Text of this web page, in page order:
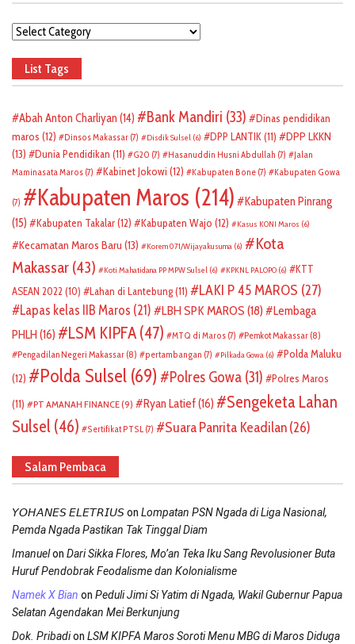
Categories
List Tags
Abah Anton Charliyan (14) Bank Mandiri (33)
Dinas pendidikan
maros (12) Dinsos Makassar (7) Disdik Sulsel (6) DPP LANTIK(11)
DPP LKKN
(13)
Dunia Pendidikan (11) G20 (7) Hasanuddin Husni Abdullah (7)
Jalan
Maminasata Maros (7) Kabinet Jokowi (12) Kabupaten Bone (7) Kabupaten Gowa
(7) Kabupaten Maros (214)
Kabupaten Pinrang
(15)
Kabupaten Takalar(12) Kabupaten Wajo (12) Kasus KONI Maros (6)
Kecamatan Maros Baru (13) Korem 071/Wijayakusuma (6)
Kota
Makassar (43) Koti Mahatidana PP MPW Sulsel (6) KPKNL PALOPO (6)
KTT
ASEAN 2022 (10) Lahan di Lantebung(11) LAKI P 45 MAROS (27)
Lapas kelas IIB Maros (21) LBH SPK MAROS (18)
Lembaga
PHLH (16) LSM KIPFA (47) MTQ di Maros (7) Pemkot Makassar (8)
Pengadilan Negeri Makassar (8) pertambangan (7) Pilkada Gowa (6)
Polda Maluku
(12)
Polda Sulsel (69) Polres Gowa (31)
Polres Maros
(11)
PT AMANAH FINANCE(9) Ryan Latief(16)
Sengeketa Lahan
Sulsel (46) Sertifikat PTSL (7) Suara Panrita Keadilan(26)
Salam Pembaca
𝘠𝘖𝘏𝘈𝘕𝘌𝘚 𝘌𝘓𝘌𝘛𝘙𝘐𝘜𝘚on Lompatan PSN Ngada di Liga Nasional,
Pemda Ngada Pastikan Tak Tinggal Diam
Imanuelon Dari Sikka Flores, Mo’an Teka Iku Sang Revolusioner Buta
Huruf Pendobrak Feodalisme dan Kolonialisme
Namek X Bian on Peduli Jimi Si Yatim di Ngada, Wakil Gubernur Papua
Selatan Agendakan Mei Berkunjung
Dok. Pribadion LSM KIPFA Maros Soroti Menu MBG di Maros Diduga